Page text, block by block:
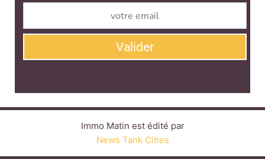
SERVICE COMMERCIAL
NEWSLETTERS
LINKEDINTWITTERFACEBOOK
YOUTUBE